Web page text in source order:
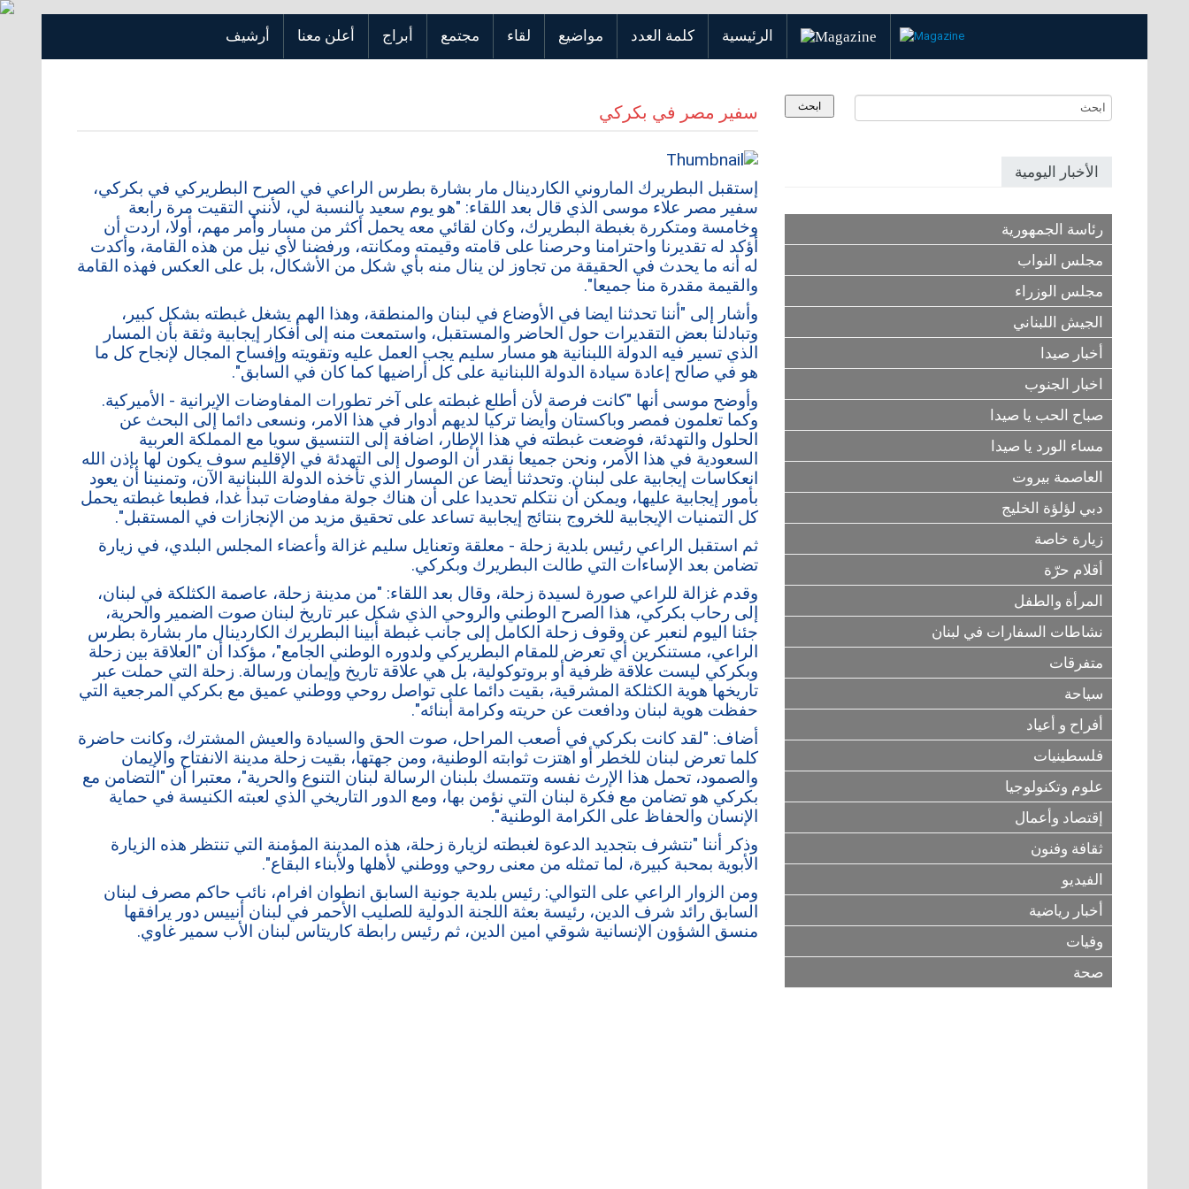
الرئيسية كلمة العدد مواضيع لقاء مجتمع أبراج أعلن معنا أرشيف
سفير مصر في بكركي
إستقبل البطريرك الماروني الكاردينال مار بشارة بطرس الراعي في الصرح البطريركي في بكركي،
سفير مصر علاء موسى الذي قال بعد اللقاء: "هو يوم سعيد بالنسبة لي، لأنني التقيت مرة رابعة
وخامسة ومتكررة بغبطة البطريرك، وكان لقائي معه يحمل أكثر من مسار وأمر مهم، أولا، اردت أن
أؤكد له تقديرنا واحترامنا وحرصنا على قامته وقيمته ومكانته، ورفضنا لأي نيل من هذه القامة، وأكدت
له أنه ما يحدث في الحقيقة من تجاوز لن ينال منه بأي شكل من الأشكال، بل على العكس فهذه القامة
والقيمة مقدرة منا جميعا".
وأشار إلى "أننا تحدثنا ايضا في الأوضاع في لبنان والمنطقة، وهذا الهم يشغل غبطته بشكل كبير،
وتبادلنا بعض التقديرات حول الحاضر والمستقبل، واستمعت منه إلى أفكار إيجابية وثقة بأن المسار
الذي تسير فيه الدولة اللبنانية هو مسار سليم يجب العمل عليه وتقويته وإفساح المجال لإنجاح كل ما
هو في صالح إعادة سيادة الدولة اللبنانية على كل أراضيها كما كان في السابق".
وأوضح موسى أنها "كانت فرصة لأن أطلع غبطته على آخر تطورات المفاوضات الإيرانية - الأميركية.
وكما تعلمون فمصر وباكستان وأيضا تركيا لديهم أدوار في هذا الامر، ونسعى دائما إلى البحث عن
الحلول والتهدئة، فوضعت غبطته في هذا الإطار، اضافة إلى التنسيق سويا مع المملكة العربية
السعودية في هذا الأمر، ونحن جميعا نقدر أن الوصول إلى التهدئة في الإقليم سوف يكون لها بإذن الله
انعكاسات إيجابية على لبنان. وتحدثنا أيضا عن المسار الذي تأخذه الدولة اللبنانية الآن، وتمنينا أن يعود
بأمور إيجابية عليها، ويمكن أن نتكلم تحديدا على أن هناك جولة مفاوضات تبدأ غدا، فطبعا غبطته يحمل
كل التمنيات الإيجابية للخروج بنتائج إيجابية تساعد على تحقيق مزيد من الإنجازات في المستقبل".
ثم استقبل الراعي رئيس بلدية زحلة - معلقة وتعنايل سليم غزالة وأعضاء المجلس البلدي، في زيارة
تضامن بعد الإساءات التي طالت البطريرك وبكركي.
وقدم غزالة للراعي صورة لسيدة زحلة، وقال بعد اللقاء: "من مدينة زحلة، عاصمة الكثلكة في لبنان،
إلى رحاب بكركي، هذا الصرح الوطني والروحي الذي شكل عبر تاريخ لبنان صوت الضمير والحرية،
جئنا اليوم لنعبر عن وقوف زحلة الكامل إلى جانب غبطة أبينا البطريرك الكاردينال مار بشارة بطرس
الراعي، مستنكرين أي تعرض للمقام البطريركي ولدوره الوطني الجامع"، مؤكدا أن "العلاقة بين زحلة
وبكركي ليست علاقة ظرفية أو بروتوكولية، بل هي علاقة تاريخ وإيمان ورسالة. زحلة التي حملت عبر
تاريخها هوية الكثلكة المشرقية، بقيت دائما على تواصل روحي ووطني عميق مع بكركي المرجعية التي
حفظت هوية لبنان ودافعت عن حريته وكرامة أبنائه".
أضاف: "لقد كانت بكركي في أصعب المراحل، صوت الحق والسيادة والعيش المشترك، وكانت حاضرة
كلما تعرض لبنان للخطر أو اهتزت ثوابته الوطنية، ومن جهتها، بقيت زحلة مدينة الانفتاح والإيمان
والصمود، تحمل هذا الإرث نفسه وتتمسك بلبنان الرسالة لبنان التنوع والحرية"، معتبرا أن "التضامن مع
بكركي هو تضامن مع فكرة لبنان التي نؤمن بها، ومع الدور التاريخي الذي لعبته الكنيسة في حماية
الإنسان والحفاظ على الكرامة الوطنية".
وذكر أننا "نتشرف بتجديد الدعوة لغبطته لزيارة زحلة، هذه المدينة المؤمنة التي تنتظر هذه الزيارة
الأبوية بمحبة كبيرة، لما تمثله من معنى روحي ووطني لأهلها ولأبناء البقاع".
ومن الزوار الراعي على التوالي: رئيس بلدية جونية السابق انطوان افرام، نائب حاكم مصرف لبنان
السابق رائد شرف الدين، رئيسة بعثة اللجنة الدولية للصليب الأحمر في لبنان أنييس دور يرافقها
منسق الشؤون الإنسانية شوقي امين الدين، ثم رئيس رابطة كاريتاس لبنان الأب سمير غاوي.
الأخبار اليومية
رئاسة الجمهورية
مجلس النواب
مجلس الوزراء
الجيش اللبناني
أخبار صيدا
اخبار الجنوب
صباح الحب يا صيدا
مساء الورد يا صيدا
العاصمة بيروت
دبي لؤلؤة الخليج
زيارة خاصة
أقلام حرّة
المرأة والطفل
نشاطات السفارات في لبنان
متفرقات
سياحة
أفراح و أعياد
فلسطينيات
علوم وتكنولوجيا
إقتصاد وأعمال
ثقافة وفنون
الفيديو
أخبار رياضية
وفيات
صحة